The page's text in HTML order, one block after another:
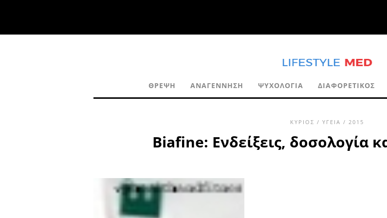
ΘΡΈΨΗ ΑΝΑΓΈΝΝΗΣΗ ΨΥΧΟΛΟΓΊΑ ΔΙΑΦΟΡΕΤΙΚΌΣ
ΚΎΡΙΟΣ / ΥΓΕΊΑ / 2015
Biafine: Ενδείξεις, δοσολογία